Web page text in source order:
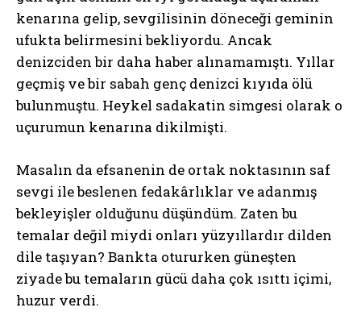
kenarına gelip, sevgilisinin döneceği geminin
ufukta belirmesini bekliyordu. Ancak
denizciden bir daha haber alınamamıştı. Yıllar
geçmiş ve bir sabah genç denizci kıyıda ölü
bulunmuştu. Heykel sadakatin simgesi olarak o
uçurumun kenarına dikilmişti.
Masalın da efsanenin de ortak noktasının saf
sevgi ile beslenen fedakârlıklar ve adanmış
bekleyişler olduğunu düşündüm. Zaten bu
temalar değil miydi onları yüzyıllardır dilden
dile taşıyan? Bankta otururken güneşten
ziyade bu temaların gücü daha çok ısıttı içimi,
huzur verdi.